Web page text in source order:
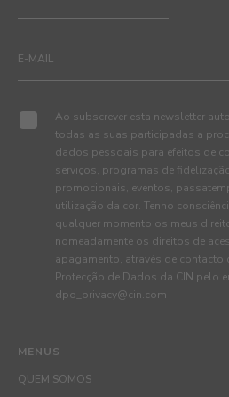
MENUS
QUEM SOMOS
Ao subscrever esta newsletter
todas as suas participadas a
dados pessoais para efeitos de
serviços, programas de
promocionais, eventos,
utilização da cor. Tenho
qualquer momento os meus
nomeadamente os direitos de
apagamento, através de contacto
Protecção de Dados da CIN pelo
dpo_privacy@cin.com